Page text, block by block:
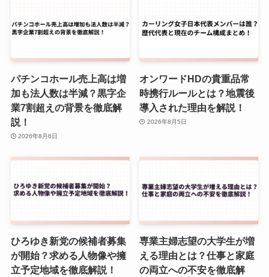
パチンコホール売上高は増
加も法人数は半減？黒字企
業7割超えの背景を徹底解
説！
2026年8月6日
オンワードHDの貴重品常
時携行ルールとは？地震後
導入された理由を解説！
2026年8月5日
ひろゆき新党の候補者募集
が開始？求める人物像や擁
立予定地域を徹底解説！
専業主婦志望の大学生が増
える理由とは？仕事と家庭
の両立への不安を徹底解